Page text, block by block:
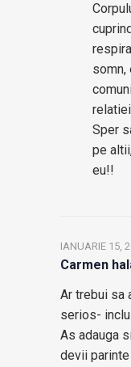
somn,
Sper
pe
eu!!
Carmen
IANUARIE 15,
Ar trebui sa
serios-
As adauga
devii